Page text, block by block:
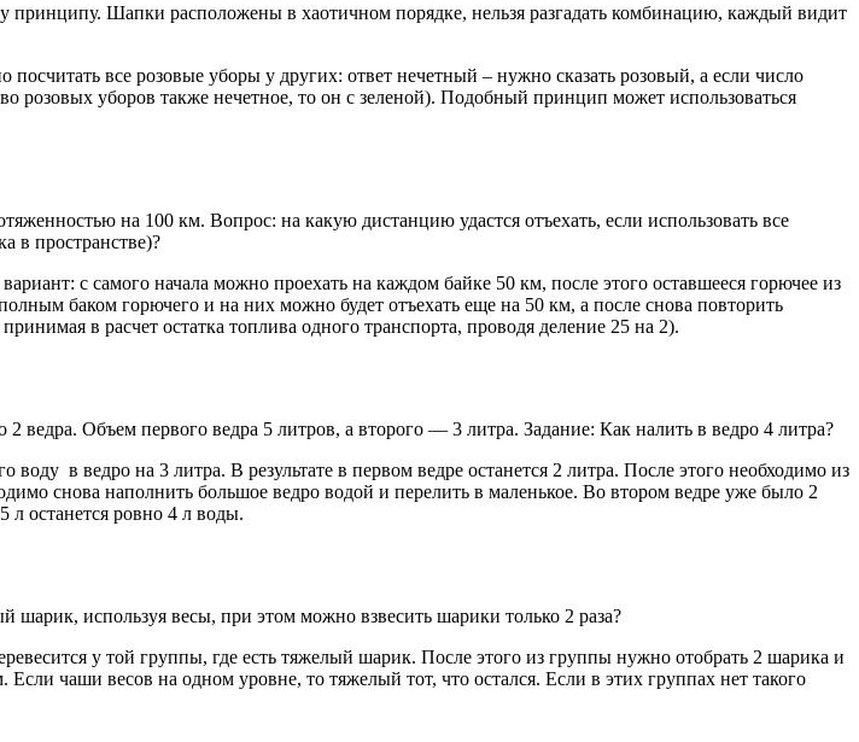
принципу. Шапки расположены в хаотичном порядке, нельзя разгадать комбинацию, каждый видит
все розовые уборы у других: ответ нечетный – нужно сказать розовый, а если число
уборов также нечетное, то он с зеленой). Подобный принцип может использоваться
на 100 км. Вопрос: на какую дистанцию удастся отъехать, если использовать все
в пространстве)?
с самого начала можно проехать на каждом байке 50 км, после этого оставшееся горючее из
баком горючего и на них можно будет отъехать еще на 50 км, а после снова повторить
в расчет остатка топлива одного транспорта, проводя деление 25 на 2).
ведра. Объем первого ведра 5 литров, а второго — 3 литра. Задание: Как налить в ведро 4 литра?
в ведро на 3 литра. В результате в первом ведре останется 2 литра. После этого необходимо из
снова наполнить большое ведро водой и перелить в маленькое. Во втором ведре уже было 2
л останется ровно 4 л воды.
шарик, используя весы, при этом можно взвесить шарики только 2 раза?
у той группы, где есть тяжелый шарик. После этого из группы нужно отобрать 2 шарика и
чаши весов на одном уровне, то тяжелый тот, что остался. Если в этих группах нет такого